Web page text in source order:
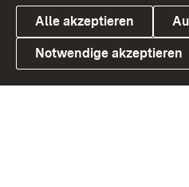
Link zum Landesportal
Alle akzeptieren
Notwendige akzeptieren